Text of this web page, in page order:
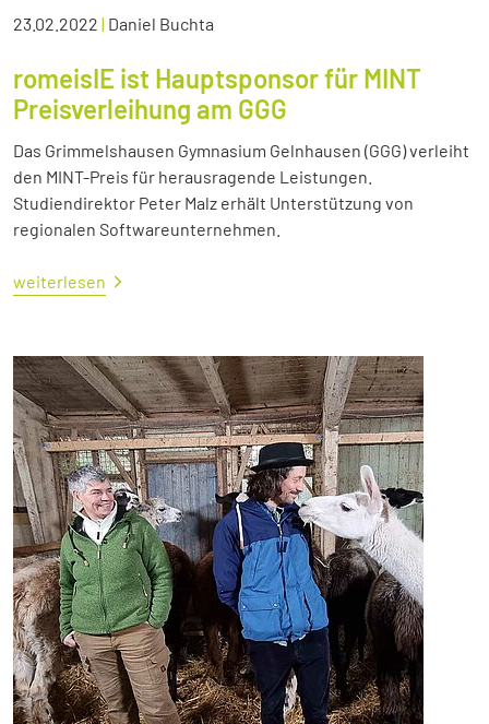
23.02.2022 | Daniel Buchta
romeisIE ist Hauptsponsor für MINT
Preisverleihung am GGG
Das Grimmelshausen Gymnasium Gelnhausen (GGG) verleiht
den MINT-Preis für herausragende Leistungen.
Studiendirektor Peter Malz erhält Unterstützung von
regionalen Softwareunternehmen.
weiterlesen